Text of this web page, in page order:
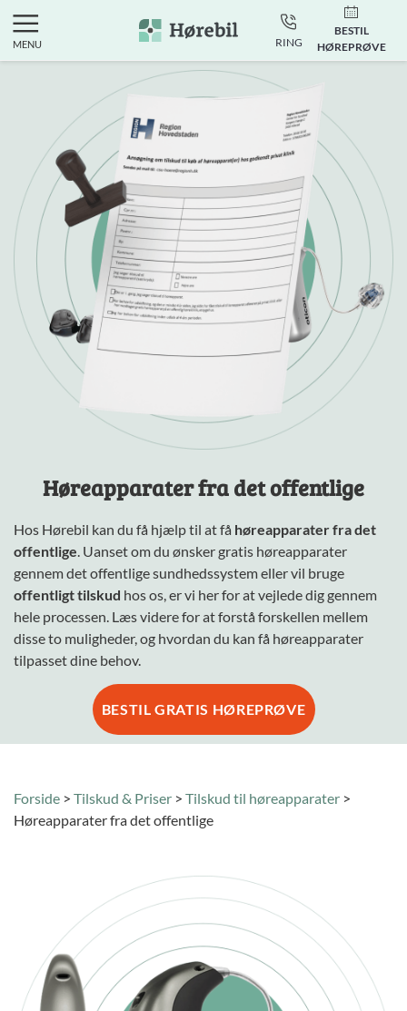
MENU RING
BESTIL
HØREPRØVE
Høreapparater fra det offentlige
Hos Hørebil kan du få hjælp til at få høreapparater fra det
offentlige. Uanset om du ønsker gratis høreapparater
gennem det offentlige sundhedssystem eller vil bruge
offentligt tilskud hos os, er vi her for at vejlede dig gennem
hele processen. Læs videre for at forstå forskellen mellem
disse to muligheder, og hvordan du kan få høreapparater
tilpasset dine behov.
BESTIL GRATIS HØREPRØVE
Forside > Tilskud & Priser > Tilskud til høreapparater >
Høreapparater fra det offentlige